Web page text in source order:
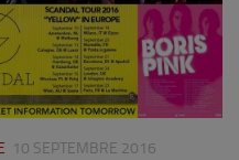
10 SEPTEMBRE 2016